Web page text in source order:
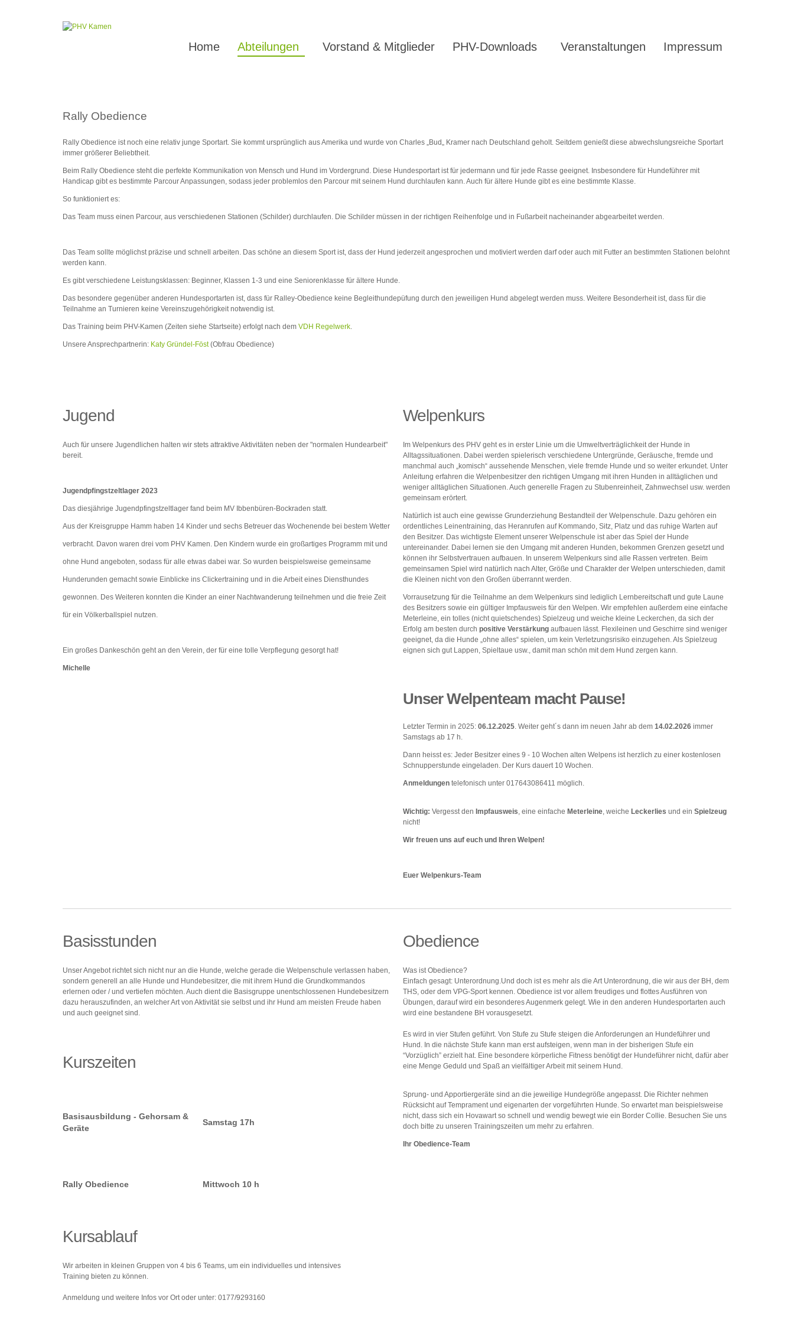
Home Abteilungen Vorstand & Mitglieder PHV-Downloads Veranstaltungen Impressum
Rally Obedience
Rally Obedience ist noch eine relativ junge Sportart. Sie kommt ursprünglich aus Amerika und wurde von Charles „Bud„ Kramer nach Deutschland geholt. Seitdem genießt diese abwechslungsreiche Sportart
immer größerer Beliebtheit.
Beim Rally Obedience steht die perfekte Kommunikation von Mensch und Hund im Vordergrund. Diese Hundesportart ist für jedermann und für jede Rasse geeignet. Insbesondere für Hundeführer mit
Handicap gibt es bestimmte Parcour Anpassungen, sodass jeder problemlos den Parcour mit seinem Hund durchlaufen kann. Auch für ältere Hunde gibt es eine bestimmte Klasse.
So funktioniert es:
Das Team muss einen Parcour, aus verschiedenen Stationen (Schilder) durchlaufen. Die Schilder müssen in der richtigen Reihenfolge und in Fußarbeit nacheinander abgearbeitet werden.
Das Team sollte möglichst präzise und schnell arbeiten. Das schöne an diesem Sport ist, dass der Hund jederzeit angesprochen und motiviert werden darf oder auch mit Futter an bestimmten Stationen belohnt
werden kann.
Es gibt verschiedene Leistungsklassen: Beginner, Klassen 1-3 und eine Seniorenklasse für ältere Hunde.
Das besondere gegenüber anderen Hundesportarten ist, dass für Ralley-Obedience keine Begleithundepüfung durch den jeweiligen Hund abgelegt werden muss. Weitere Besonderheit ist, dass für die
Teilnahme an Turnieren keine Vereinszugehörigkeit notwendig ist.
Das Training beim PHV-Kamen (Zeiten siehe Startseite) erfolgt nach dem VDH Regelwerk.
Unsere Ansprechpartnerin: Katy Gründel-Föst(Obfrau Obedience)
Jugend
Auch für unsere Jugendlichen halten wir stets attraktive Aktivitäten neben der "normalen Hundearbeit"
bereit.
Jugendpfingstzeltlager 2023
Das diesjährige Jugendpfingstzeltlager fand beim MV Ibbenbüren-Bockraden statt.
Aus der Kreisgruppe Hamm haben 14 Kinder und sechs Betreuer das Wochenende bei bestem Wetter
verbracht. Davon waren drei vom PHV Kamen. Den Kindern wurde ein großartiges Programm mit und
ohne Hund angeboten, sodass für alle etwas dabei war. So wurden beispielsweise gemeinsame
Hunderunden gemacht sowie Einblicke ins Clickertraining und in die Arbeit eines Diensthundes
gewonnen. Des Weiteren konnten die Kinder an einer Nachtwanderung teilnehmen und die freie Zeit
für ein Völkerballspiel nutzen.
Ein großes Dankeschön geht an den Verein, der für eine tolle Verpflegung gesorgt hat!
Michelle
Welpenkurs
Im Welpenkurs des PHV geht es in erster Linie um die Umweltverträglichkeit der Hunde in
Alltagssituationen. Dabei werden spielerisch verschiedene Untergründe, Geräusche, fremde und
manchmal auch „komisch“ aussehende Menschen, viele fremde Hunde und so weiter erkundet. Unter
Anleitung erfahren die Welpenbesitzer den richtigen Umgang mit ihren Hunden in alltäglichen und
weniger alltäglichen Situationen. Auch generelle Fragen zu Stubenreinheit, Zahnwechsel usw. werden
gemeinsam erörtert.
Natürlich ist auch eine gewisse Grunderziehung Bestandteil der Welpenschule. Dazu gehören ein
ordentliches Leinentraining, das Heranrufen auf Kommando, Sitz, Platz und das ruhige Warten auf
den Besitzer. Das wichtigste Element unserer Welpenschule ist aber das Spiel der Hunde
untereinander. Dabei lernen sie den Umgang mit anderen Hunden, bekommen Grenzen gesetzt und
können ihr Selbstvertrauen aufbauen. In unserem Welpenkurs sind alle Rassen vertreten. Beim
gemeinsamen Spiel wird natürlich nach Alter, Größe und Charakter der Welpen unterschieden, damit
die Kleinen nicht von den Großen überrannt werden.
Vorrausetzung für die Teilnahme an dem Welpenkurs sind lediglich Lernbereitschaft und gute Laune
des Besitzers sowie ein gültiger Impfausweis für den Welpen. Wir empfehlen außerdem eine einfache
Meterleine, ein tolles (nicht quietschendes) Spielzeug und weiche kleine Leckerchen, da sich der
Erfolg am besten durch positive Verstärkungaufbauen lässt. Flexileinen und Geschirre sind weniger
geeignet, da die Hunde „ohne alles“ spielen, um kein Verletzungsrisiko einzugehen. Als Spielzeug
eignen sich gut Lappen, Spieltaue usw., damit man schön mit dem Hund zergen kann.
Unser Welpenteam macht Pause!
Letzter Termin in 2025: 06.12.2025. Weiter geht´s dann im neuen Jahr ab dem 14.02.2026immer
Samstags ab 17 h.
Dann heisst es: Jeder Besitzer eines 9 - 10 Wochen alten Welpens ist herzlich zu einer kostenlosen
Schnupperstunde eingeladen. Der Kurs dauert 10 Wochen.
Anmeldungentelefonisch unter 017643086411 möglich.
Wichtig: Vergesst den Impfausweis, eine einfache Meterleine, weiche Leckerlies und ein Spielzeug
nicht!
Wir freuen uns auf euch und Ihren Welpen!
Euer Welpenkurs-Team
Basisstunden
Unser Angebot richtet sich nicht nur an die Hunde, welche gerade die Welpenschule verlassen haben,
sondern generell an alle Hunde und Hundebesitzer, die mit ihrem Hund die Grundkommandos
erlernen oder / und vertiefen möchten. Auch dient die Basisgruppe unentschlossenen Hundebesitzern
dazu herauszufinden, an welcher Art von Aktivität sie selbst und ihr Hund am meisten Freude haben
und auch geeignet sind.
Kurszeiten
Basisausbildung - Gehorsam &
Geräte
Samstag 17h
Rally Obedience Mittwoch 10 h
Kursablauf
Wir arbeiten in kleinen Gruppen von 4 bis 6 Teams, um ein individuelles und intensives
Training bieten zu können.
Anmeldung und weitere Infos vor Ort oder unter: 0177/9293160
Obedience
Was ist Obedience?
Einfach gesagt: Unterordnung.Und doch ist es mehr als die Art Unterordnung, die wir aus der BH, dem
THS, oder dem VPG-Sport kennen. Obedience ist vor allem freudiges und flottes Ausführen von
Übungen, darauf wird ein besonderes Augenmerk gelegt. Wie in den anderen Hundesportarten auch
wird eine bestandene BH vorausgesetzt.
Es wird in vier Stufen geführt. Von Stufe zu Stufe steigen die Anforderungen an Hundeführer und
Hund. In die nächste Stufe kann man erst aufsteigen, wenn man in der bisherigen Stufe ein
“Vorzüglich” erzielt hat. Eine besondere körperliche Fitness benötigt der Hundeführer nicht, dafür aber
eine Menge Geduld und Spaß an vielfältiger Arbeit mit seinem Hund.
Sprung- und Apportiergeräte sind an die jeweilige Hundegröße angepasst. Die Richter nehmen
Rücksicht auf Temprament und eigenarten der vorgeführten Hunde. So erwartet man beispielsweise
nicht, dass sich ein Hovawart so schnell und wendig bewegt wie ein Border Collie. Besuchen Sie uns
doch bitte zu unseren Trainingszeiten um mehr zu erfahren.
Ihr Obedience-Team